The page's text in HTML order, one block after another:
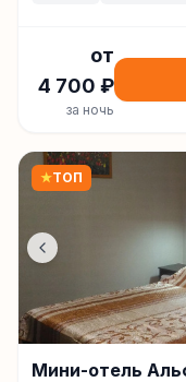
от
4 700 ₽
за ночь
★ТОП
Мини-отель